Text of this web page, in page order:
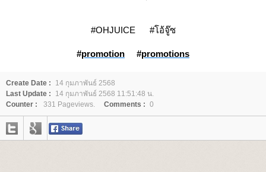
#OHJUICE #โอ้จู๊ซ
#promotion #promotions
Create Date :
14 กุมภาพันธ์ 2568
Last Update :
14 กุมภาพันธ์ 2568 11:51:48 น.
Counter :
331 Pageviews. Comments : 0